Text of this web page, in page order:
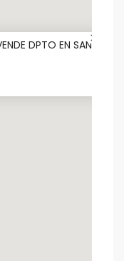
DPTO EN SAN...